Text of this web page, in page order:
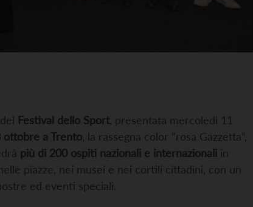
Festival dello Sport, presentata mercoledì 11
ottobre a Trento , la rassegna color “rosa Gazzetta”,
più di 200 ospiti nazionali e internazionali in
piazze, nei musei e nei cortili cittadini, con un
ed eventi speciali.